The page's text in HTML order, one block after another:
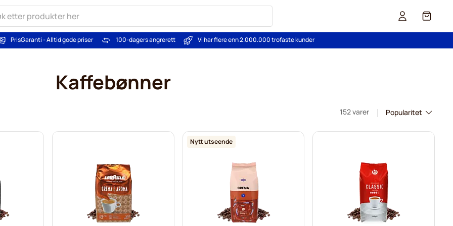
Cart
PrisGaranti - Alltid gode priser 100-dagers angrerett Vi har flere enn 2.000.000 trofaste kunder
Kaffebønner
152 varer
Nytt utseende